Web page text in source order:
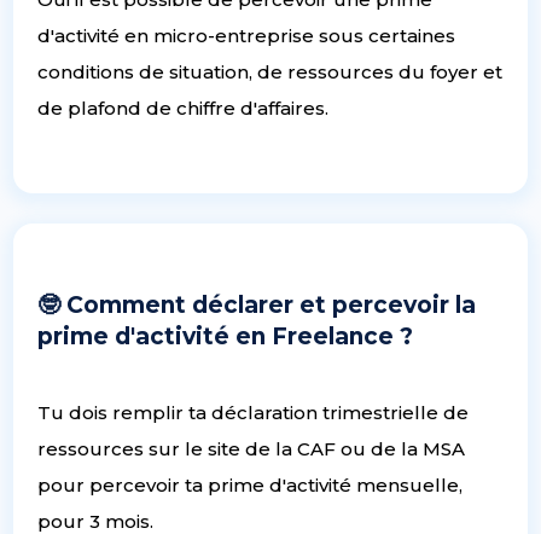
d'activité en micro-entreprise sous certaines
conditions de situation, de ressources du foyer et
de plafond de chiffre d'affaires.
🤓 Comment déclarer et percevoir la
prime d'activité en Freelance ?
Tu dois remplir ta déclaration trimestrielle de
ressources sur le site de la CAF ou de la MSA
pour percevoir ta prime d'activité mensuelle,
pour 3 mois.